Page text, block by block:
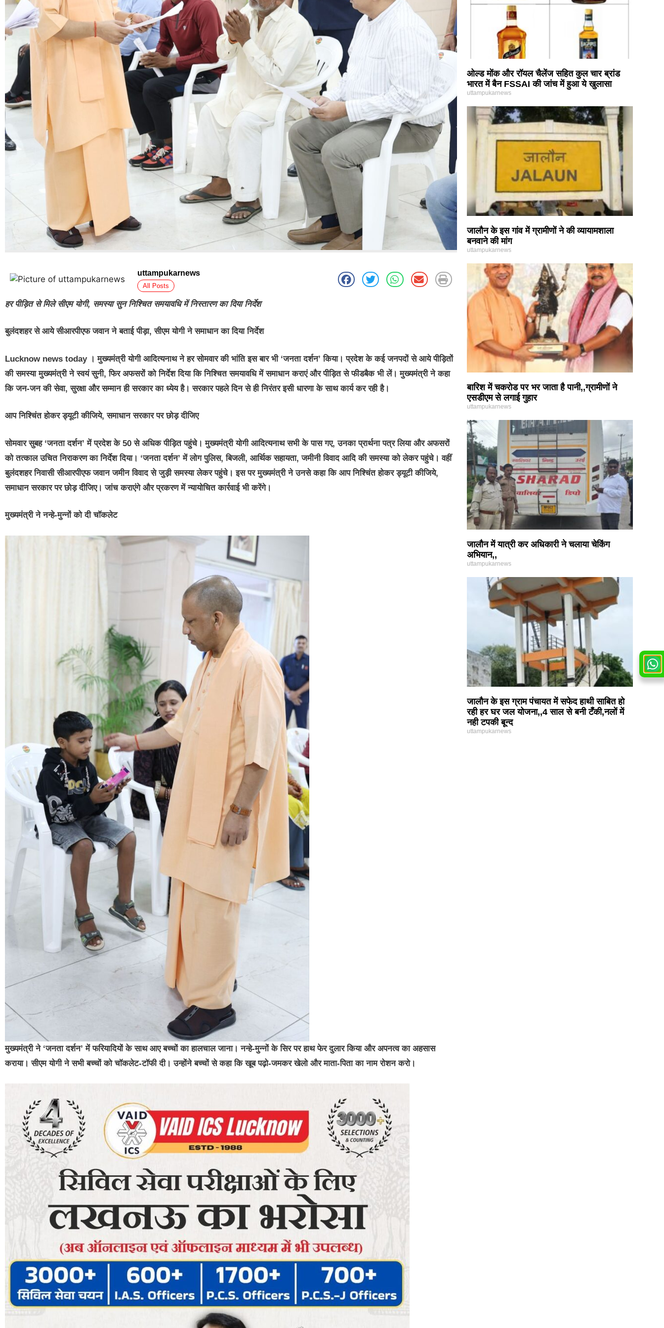
uttampukarnews
All Posts
हर पीड़ित से मिले सीएम योगी, समस्या सुन निश्चित समयावधि में निस्तारण का दिया निर्देश
बुलंदशहर से आये सीआरपीएफ जवान ने बताई पीड़ा, सीएम योगी ने समाधान का दिया निर्देश
Lucknow news today । मुख्यमंत्री योगी आदित्यनाथ ने हर सोमवार की भांति इस बार भी ‘जनता दर्शन’ किया। प्रदेश के कई जनपदों से आये पीड़ितों
की समस्या मुख्यमंत्री ने स्वयं सुनी, फिर अफसरों को निर्देश दिया कि निश्चित समयावधि में समाधान कराएं और पीड़ित से फीडबैक भी लें। मुख्यमंत्री ने कहा
कि जन-जन की सेवा, सुरक्षा और सम्मान ही सरकार का ध्येय है। सरकार पहले दिन से ही निरंतर इसी धारणा के साथ कार्य कर रही है।
आप निश्चिंत होकर ड्यूटी कीजिये, समाधान सरकार पर छोड़ दीजिए
सोमवार सुबह ‘जनता दर्शन’ में प्रदेश के 50 से अधिक पीड़ित पहुंचे। मुख्यमंत्री योगी आदित्यनाथ सभी के पास गए, उनका प्रार्थना पत्र लिया और अफसरों
को तत्काल उचित निराकरण का निर्देश दिया। ‘जनता दर्शन’ में लोग पुलिस, बिजली, आर्थिक सहायता, जमीनी विवाद आदि की समस्या को लेकर पहुंचे। वहीं
बुलंदशहर निवासी सीआरपीएफ जवान जमीन विवाद से जुड़ी समस्या लेकर पहुंचे। इस पर मुख्यमंत्री ने उनसे कहा कि आप निश्चिंत होकर ड्यूटी कीजिये,
समाधान सरकार पर छोड़ दीजिए। जांच कराएंगे और प्रकरण में न्यायोचित कार्रवाई भी करेंगे।
मुख्यमंत्री ने नन्हे-मुन्नों को दी चॉकलेट
मुख्यमंत्री ने ‘जनता दर्शन’ में फरियादियों के साथ आए बच्चों का हालचाल जाना। नन्हे-मुन्नों के सिर पर हाथ फेर दुलार किया और अपनत्व का अहसास
कराया। सीएम योगी ने सभी बच्चों को चॉकलेट-टॉफी दी। उन्होंने बच्चों से कहा कि खूब पढ़ो-जमकर खेलो और माता-पिता का नाम रोशन करो।
ओल्ड मोंक और रॉयल चैलेंज सहित कुल चार ब्रांड
भारत में बैन FSSAI की जांच में हुआ ये खुलासा
uttampukarnews
जालौन के इस गांव में ग्रामीणों ने की व्यायामशाला
बनवाने की मांग
uttampukarnews
बारिश में चकरोड पर भर जाता है पानी,,ग्रामीणों ने
एसडीएम से लगाई गुहार
uttampukarnews
जालौन में यात्री कर अधिकारी ने चलाया चेकिंग
अभियान,,
uttampukarnews
जालौन के इस ग्राम पंचायत में सफेद हाथी साबित हो
रही हर घर जल योजना,,4 साल से बनी टँकी,नलों में
नही टपकी बून्द
uttampukarnews